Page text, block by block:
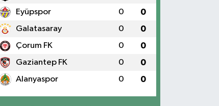
Eyüpspor 0 0
Galatasaray 0 0
Çorum FK 0 0
Gaziantep FK 0 0
Alanyaspor 0 0